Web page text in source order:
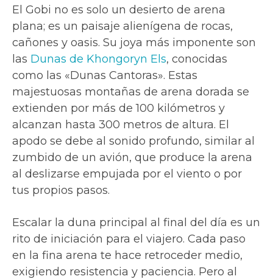
El Gobi no es solo un desierto de arena
plana; es un paisaje alienígena de rocas,
cañones y oasis. Su joya más imponente son
las Dunas de Khongoryn Els, conocidas
como las «Dunas Cantoras». Estas
majestuosas montañas de arena dorada se
extienden por más de 100 kilómetros y
alcanzan hasta 300 metros de altura. El
apodo se debe al sonido profundo, similar al
zumbido de un avión, que produce la arena
al deslizarse empujada por el viento o por
tus propios pasos.
Escalar la duna principal al final del día es un
rito de iniciación para el viajero. Cada paso
en la fina arena te hace retroceder medio,
exigiendo resistencia y paciencia. Pero al